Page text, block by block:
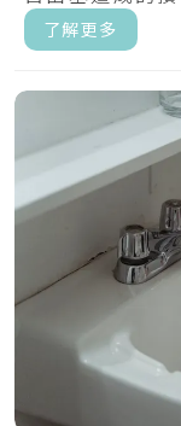
衡。.....
了解更多